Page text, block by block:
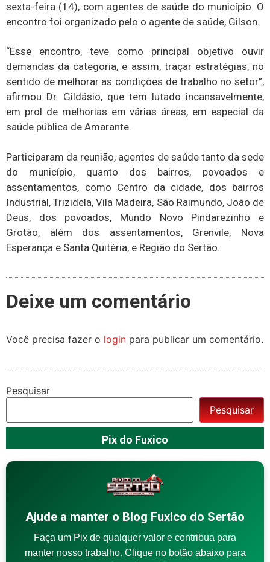
sexta-feira (14), com agentes de saúde do município. O
encontro foi organizado pelo o agente de saúde, Gilson.
“Esse encontro, teve como principal objetivo ouvir
demandas da categoria, e assim, traçar estratégias, no
sentido de melhorar as condições de trabalho no setor”,
afirmou Dr. Gildásio, que tem lutado incansavelmente,
em prol de melhorias em várias áreas, em especial da
saúde pública de Amarante.
Participaram da reunião, agentes de saúde tanto da sede
do município, quanto dos bairros, povoados e
assentamentos, como Centro da cidade, dos bairros
Industrial, Trizidela, Vila Madeira, São Raimundo, João de
Deus, dos povoados, Mundo Novo Pindarezinho e
Grotão, além dos assentamentos, Grenvile, Nova
Esperança e Santa Quitéria, e Região do Sertão.
Deixe um comentário
Você precisa fazer o login para publicar um comentário.
Pesquisar
Pesquisar
Pix do Fuxico
Ajude a manter o Blog Fuxico do Sertão
Faça um Pix de qualquer valor e contribua para
manter nosso trabalho. Clique no botão abaixo para